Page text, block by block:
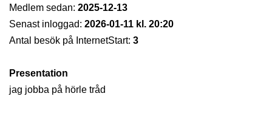
Medlem sedan: 2025-12-13
Senast inloggad: 2026-01-11 kl. 20:20
Antal besök på InternetStart: 3
Presentation
jag jobba på hörle tråd